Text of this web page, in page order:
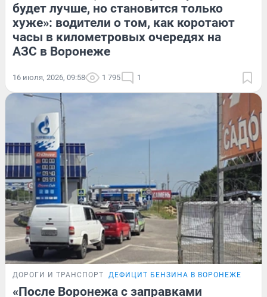
будет лучше, но становится только
хуже»: водители о том, как коротают
часы в километровых очередях на
АЗС в Воронеже
16 июля, 2026, 09:58 1 795 1
ДОРОГИ И ТРАНСПОРТ ДЕФИЦИТ БЕНЗИНА В ВОРОНЕЖЕ
«После Воронежа с заправками